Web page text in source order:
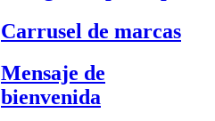
Carrusel de marcas
Mensaje de
bienvenida